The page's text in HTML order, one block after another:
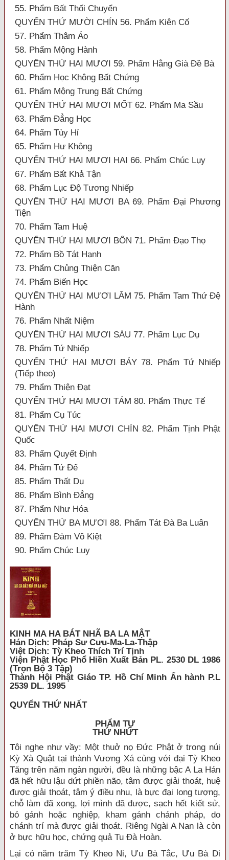
55. Phẩm Bất Thối Chuyển
QUYỂN THỨ MƯỜI CHÍN 56. Phẩm Kiên Cố
57. Phẩm Thâm Áo
58. Phẩm Mộng Hành
QUYỂN THỨ HAI MƯƠI 59. Phẩm Hằng Già Đề Bà
60. Phẩm Học Không Bất Chứng
61. Phẩm Mộng Trung Bất Chứng
QUYỂN THỨ HAI MƯƠI MỐT 62. Phẩm Ma Sầu
63. Phẩm Đẳng Học
64. Phẩm Tùy Hỉ
65. Phẩm Hư Không
QUYỂN THỨ HAI MƯƠI HAI 66. Phẩm Chúc Lụy
67. Phẩm Bất Khả Tận
68. Phẩm Lục Độ Tương Nhiếp
QUYỂN THỨ HAI MƯƠI BA 69. Phẩm Đại Phương
Tiện
70. Phẩm Tam Huệ
QUYỂN THỨ HAI MƯƠI BỐN 71. Phẩm Đạo Thọ
72. Phẩm Bồ Tát Hạnh
73. Phẩm Chủng Thiện Căn
74. Phẩm Biến Học
QUYỂN THỨ HAI MƯƠI LĂM 75. Phẩm Tam Thứ Đệ
Hành
76. Phẩm Nhất Niệm
QUYỂN THỨ HAI MƯƠI SÁU 77. Phẩm Lục Dụ
78. Phẩm Tứ Nhiếp
QUYỂN THỨ HAI MƯƠI BẢY 78. Phẩm Tứ Nhiếp
(Tiếp theo)
79. Phẩm Thiện Đạt
QUYỂN THỨ HAI MƯƠI TÁM 80. Phẩm Thực Tế
81. Phẩm Cụ Túc
QUYỂN THỨ HAI MƯƠI CHÍN 82. Phẩm Tịnh Phật
Quốc
83. Phẩm Quyết Định
84. Phẩm Tứ Đế
85. Phẩm Thất Dụ
86. Phẩm Bình Đẳng
87. Phẩm Như Hóa
QUYỂN THỨ BA MƯƠI 88. Phẩm Tát Đà Ba Luân
89. Phẩm Đàm Vô Kiệt
90. Phẩm Chúc Lụy
KINH MA HA BÁT NHÃ BA LA MẬT
Hán Dịch: Pháp Sư Cưu-Ma-La-Thập
Việt Dịch: Tỳ Kheo Thích Trí Tịnh
Viện Phật Học Phổ Hiền Xuất Bản PL. 2530 DL 1986
(Trọn Bộ 3 Tập)
Thành Hội Phật Giáo TP. Hồ Chí Minh Ấn hành P.L
2539 DL. 1995
QUYỂN THỨ NHẤT
PHẨM TỰ
THỨ NHỨT
Tôi nghe như vầy: Một thuở nọ Đức Phật ở trong núi
Kỳ Xà Quật tại thành Vương Xá cùng với đại Tỳ Kheo
Tăng trên năm ngàn người, đều là những bậc A La Hán
đã hết hữu lậu dứt phiền não, tâm được giải thoát, huệ
được giải thoát, tâm ý điều nhu, là bực đại long tượng,
chỗ làm đã xong, lợi mình đã được, sạch hết kiết sử,
bỏ gánh hoặc nghiệp, kham gánh chánh pháp, do
chánh trí mà được giải thoát. Riêng Ngài A Nan là còn
ở bực hữu học, chứng quả Tu Đà Hoàn.
Lại có năm trăm Tỳ Kheo Ni, Ưu Bà Tắc, Ưu Bà Di